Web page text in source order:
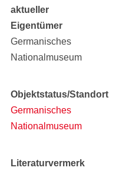
aktueller
Eigentümer
Germanisches
Nationalmuseum
Objektstatus/Standort
Germanisches
Nationalmuseum
Literaturvermerk